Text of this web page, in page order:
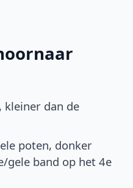
dan de
poten, donker
gele band op het 4e